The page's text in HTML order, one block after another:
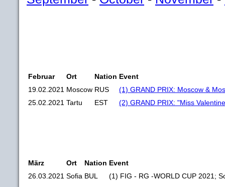
Februar Ort Nation Event
19.02.2021 Moscow RUS
(1) GRAND PRIX: Moscow &
25.02.2021 Tartu EST (2) GRAND PRIX: "Miss
März Ort Nation Event
26.03.2021 Sofia BUL (1) FIG - RG -WORLD CUP 2021;